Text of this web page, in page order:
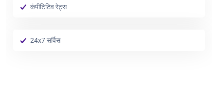
कंपीटिटिव रेट्स
24x7 सर्विस